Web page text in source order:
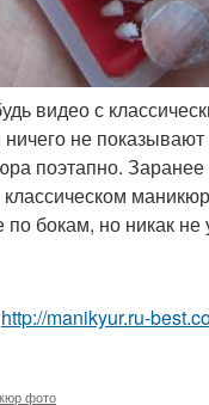
видео с
не
поэтапно. Заранее
бокам, но никак
http://manikyur.ru-
фото